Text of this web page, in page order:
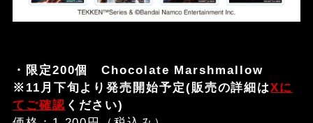
・限定200個 Chocolate Marshmallow
※11月下旬より発売開始予定(販売の詳細はXに
てご確認 ください)